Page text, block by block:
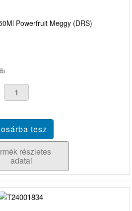
Powerfruit Meggy (DRS)
részletes
adatai